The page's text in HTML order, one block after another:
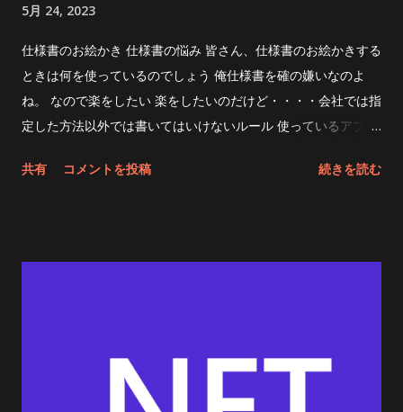
5月 24, 2023
仕様書のお絵かき 仕様書の悩み 皆さん、仕様書のお絵かきする
ときは何を使っているのでしょう 俺仕様書を確の嫌いなのよ
ね。 なので楽をしたい 楽をしたいのだけど・・・・会社では指
定した方法以外では書いてはいけないルール 使っているアプリ
言わずとしれた業界標準ソフト。けど仕様書を書くのに向いて
キストで作るのでgithubなんかで管理するのに都合が良いわけ
です。 図を直しても差分で保存してくれるしね。 まあ個人では
共有 コメントを投稿 続きを読む